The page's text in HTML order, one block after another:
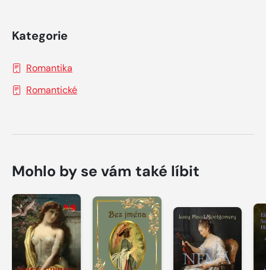
Kategorie
Romantika
Romantické
Mohlo by se vám také líbit